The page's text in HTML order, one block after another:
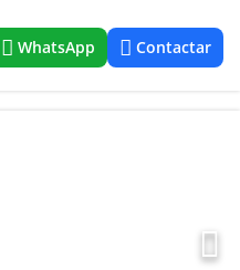
WhatsApp Contactar